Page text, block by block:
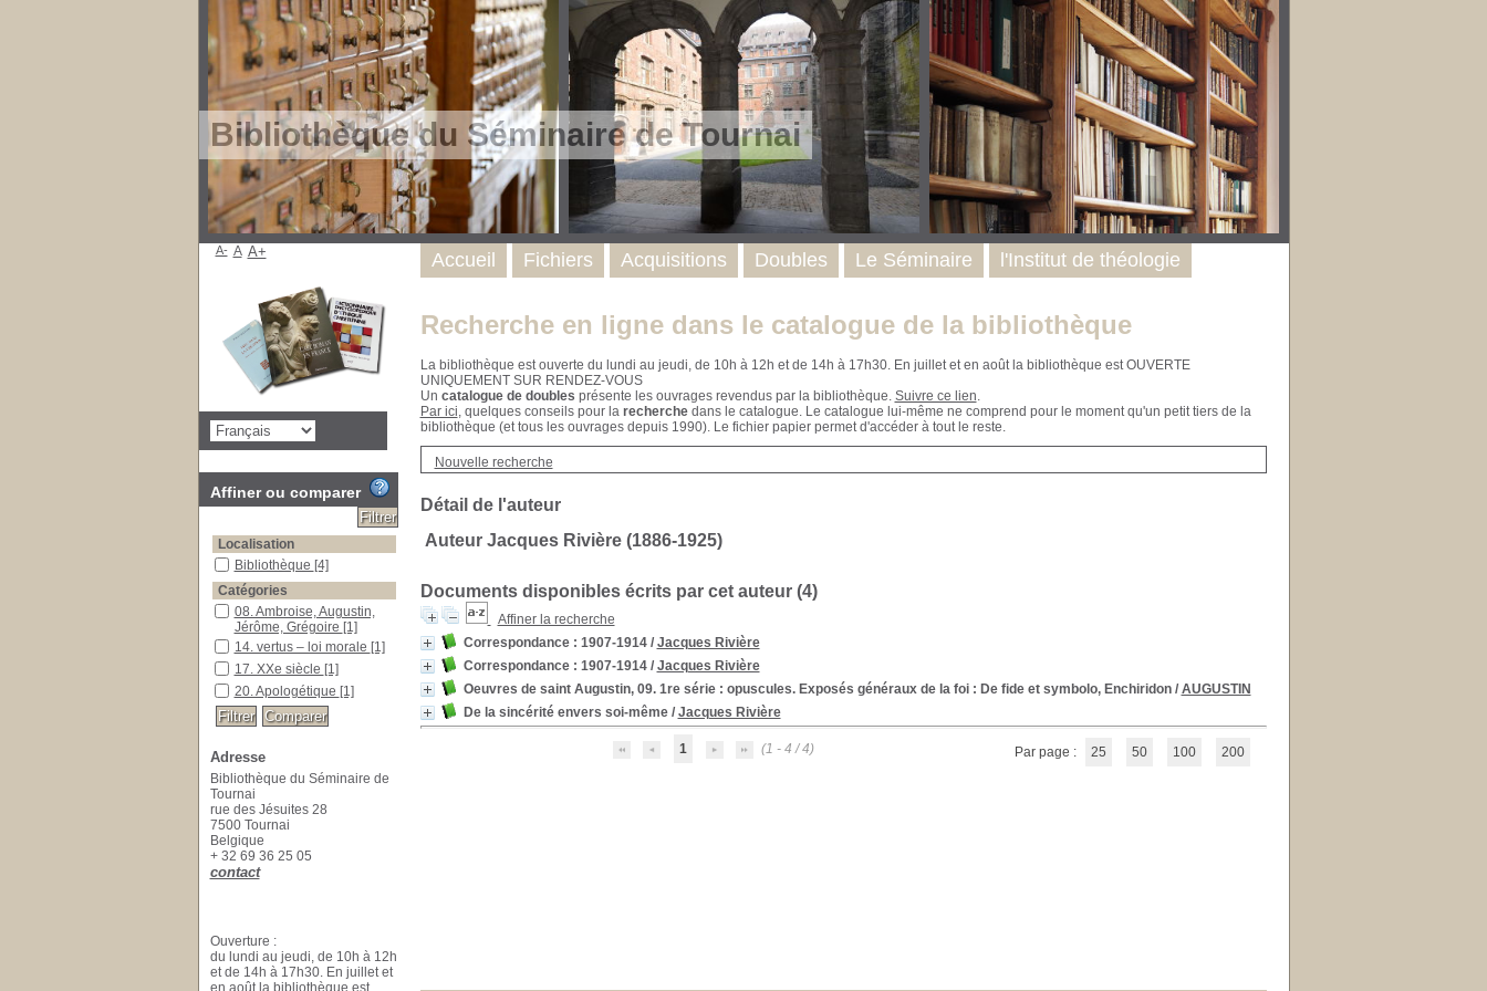
Bibliothèque du Séminaire de Tournai
Recherche en ligne dans le catalogue de la bibliothèque
La bibliothèque est ouverte du lundi au jeudi, de 10h à 12h et de 14h à 17h30. En juillet et en août la bibliothèque est OUVERTE
UNIQUEMENT SUR RENDEZ-VOUS
Un catalogue de doubles présente les ouvrages revendus par la bibliothèque. Suivre ce lien.
Par ici, quelques conseils pour la recherchedans le catalogue. Le catalogue lui-même ne comprend pour le moment qu'un petit tiers de la
bibliothèque (et tous les ouvrages depuis 1990). Le fichier papier permet d'accéder à tout le reste.
Nouvelle recherche
Détail de l'auteur
Auteur Jacques Rivière (1886-1925)
Documents disponibles écrits par cet auteur (4)
Affiner la recherche
Correspondance : 1907-1914/ Jacques Rivière
Correspondance: 1907-1914/ Jacques Rivière
Oeuvres de saint Augustin, 09. 1re série : opuscules. Exposés généraux de la foi: De fide et symbolo, Enchiridon/ AUGUSTIN
De la sincérité envers soi-même/ Jacques Rivière
1 (1 - 4 / 4) Par page : 25 50 100 200
Accueil Fichiers Acquisitions Doubles Le Séminaire l'Institut de théologie
A- A A+
Affiner ou comparer
Localisation
Bibliothèque [4]
Catégories
08. Ambroise, Augustin,
Jérôme, Grégoire [1]
14. vertus – loi morale [1]
17. XXe siècle [1]
20. Apologétique [1]
Adresse
Bibliothèque du Séminaire de
Tournai
rue des Jésuites 28
7500 Tournai
Belgique
+ 32 69 36 25 05
contact
Ouverture :
du lundi au jeudi, de 10h à 12h
et de 14h à 17h30. En juillet et
en août la bibliothèque est